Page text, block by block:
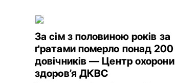
За сім з половиною років за
ґратами померло понад 200
довічників — Центр охорони
здоров’я ДКВС